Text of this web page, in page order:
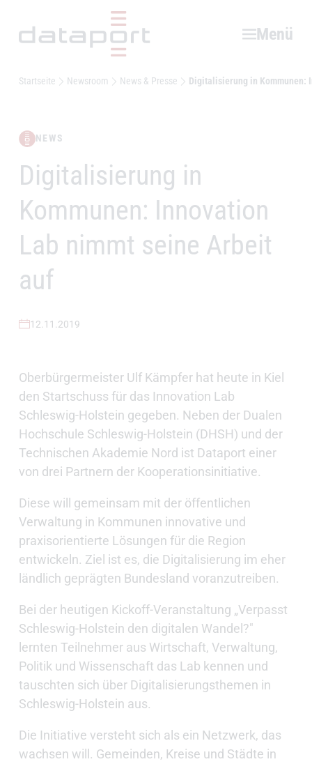
Menü
Startseite Newsroom News & Presse Digitalisierung in Kommunen:
NEWS
–
Digitalisierung in
Kommunen: Innovation
Lab nimmt seine Arbeit
auf
12.11.2019
Oberbürgermeister Ulf Kämpfer hat heute in Kiel
den Startschuss für das Innovation Lab
Schleswig-Holstein gegeben. Neben der Dualen
Hochschule Schleswig-Holstein (DHSH) und der
Technischen Akademie Nord ist Dataport einer
von drei Partnern der Kooperationsinitiative.
Diese will gemeinsam mit der öffentlichen
Verwaltung in Kommunen innovative und
praxisorientierte Lösungen für die Region
entwickeln. Ziel ist es, die Digitalisierung im eher
ländlich geprägten Bundesland voranzutreiben.
Bei der heutigen Kickoff-Veranstaltung „Verpasst
Schleswig-Holstein den digitalen Wandel?"
lernten Teilnehmer aus Wirtschaft, Verwaltung,
Politik und Wissenschaft das Lab kennen und
tauschten sich über Digitalisierungsthemen in
Schleswig-Holstein aus.
Die Initiative versteht sich als ein Netzwerk, das
wachsen will. Gemeinden, Kreise und Städte in